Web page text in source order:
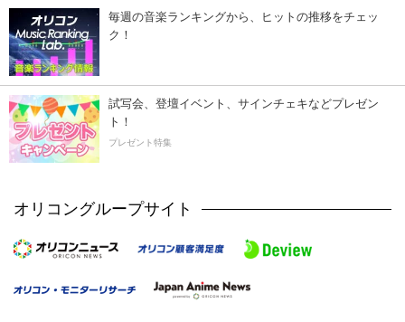
毎週の音楽ランキングから、ヒットの推移をチェッ
ク！
試写会、登壇イベント、サインチェキなどプレゼン
ト！
プレゼント特集
オリコングループサイト